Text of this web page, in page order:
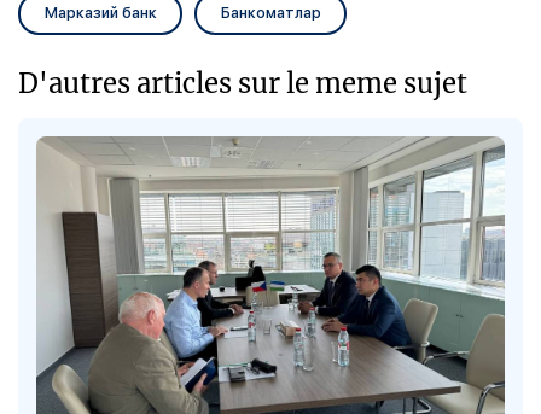
Марказий банк Банкоматлар
D'autres articles sur le meme sujet